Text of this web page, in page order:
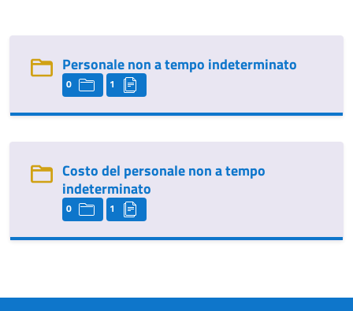
Personale non a tempo indeterminato
0 1
Costo del personale non a tempo
indeterminato
0 1